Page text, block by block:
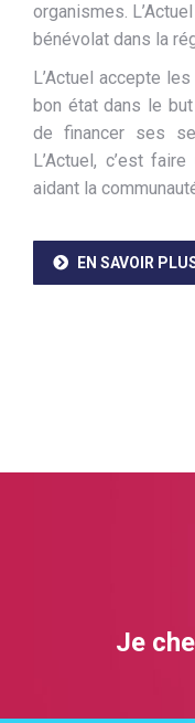
organismes.
bénévolat dans la
L’Actuel accepte
bon état dans le
de financer ses
L’Actuel, c’est
aidant la
EN SAVOIR
Je